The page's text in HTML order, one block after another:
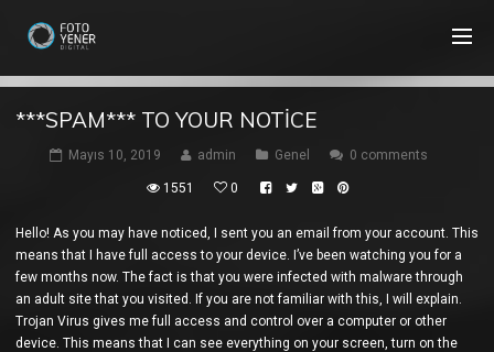
***SPAM*** TO YOUR NOTICE
Mayıs 10, 2019 admin Genel 0 comments
1551 0
Hello! As you may have noticed, I sent you an email from your account. This
means that I have full access to your device. I’ve been watching you for a
few months now. The fact is that you were infected with malware through
an adult site that you visited. If you are not familiar with this, I will explain.
Trojan Virus gives me full access and control over a computer or other
device. This means that I can see everything on your screen, turn on the